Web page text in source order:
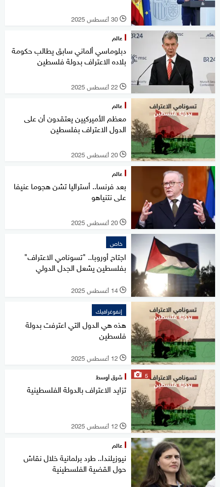
l 30 أغسطس 2025
عالم
دبلوماسي ألماني سابق يطالب حكومة
بلاده الاعتراف بدولة فلسطين
l 22 أغسطس 2025
عالم
معظم الأميركيين يعتقدون أن على
الدول الاعتراف بفلسطين
l 20 أغسطس 2025
عالم
بعد فرنسا.. أستراليا تشن هجوما عنيفا
على نتنياهو
l 20 أغسطس 2025
خاص
اجتاح أوروبا.. "تسونامي الاعتراف"
بفلسطين يشعل الجدل الدولي
l 14 أغسطس 2025
إنفوغرافيك
هذه هي الدول التي اعترفت بدولة
فلسطين
l 12 أغسطس 2025
5 شرق أوسط
تزايد الاعتراف بالدولة الفلسطينية
l 12 أغسطس 2025
عالم
نيوزيلندا.. طرد برلمانية خلال نقاش
حول القضية الفلسطينية